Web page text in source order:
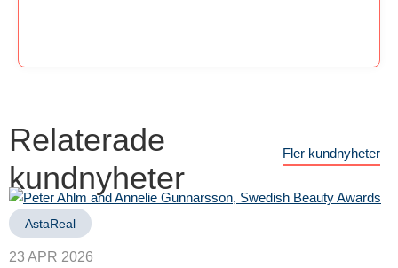
Relaterade
kundnyheter
Fler kundnyheter
AstaReal
23 APR 2026